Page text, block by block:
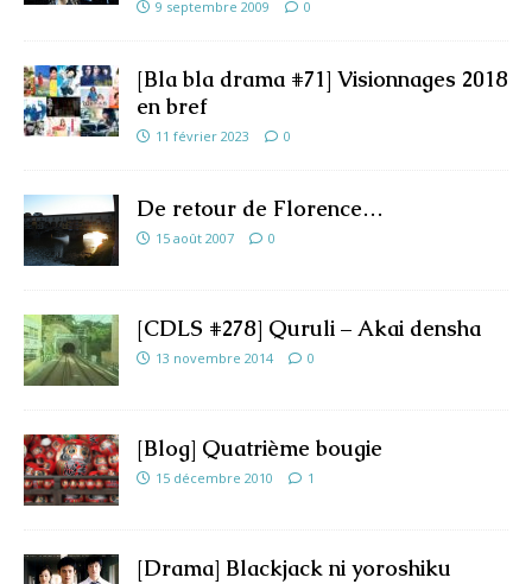
9 septembre 2009 0
[Bla bla drama #71] Visionnages 2018
en bref
11 février 2023 0
De retour de Florence…
15 août 2007 0
[CDLS #278] Quruli – Akai densha
13 novembre 2014 0
[Blog] Quatrième bougie
15 décembre 2010 1
[Drama] Blackjack ni yoroshiku